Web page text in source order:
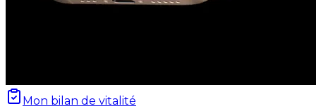
Mon bilan de vitalité